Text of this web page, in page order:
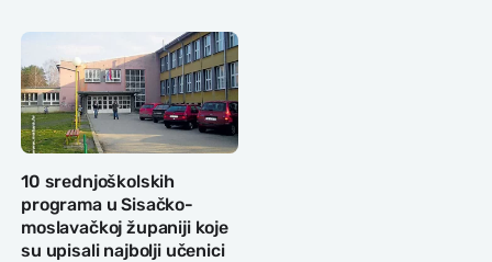
10 srednjoškolskih
programa u Sisačko-
moslavačkoj županiji koje
su upisali najbolji učenici